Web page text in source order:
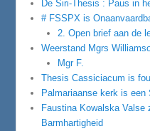
De Siri-Thesis : Paus in
# FSSPX is
2. Open brief aan de
Weerstand Mgrs
Mgr F.
Thesis Cassiciacum is
Palmariaanse kerk is een
Faustina Kowalska
Barmhartigheid